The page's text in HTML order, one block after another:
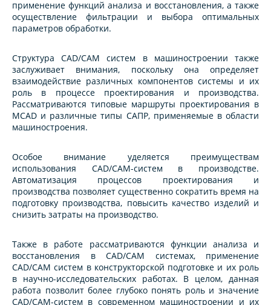
применение функций анализа и восстановления, а также
осуществление фильтрации и выбора оптимальных
параметров обработки.
Структура CAD/CAM систем в машиностроении также
заслуживает внимания, поскольку она определяет
взаимодействие различных компонентов системы и их
роль в процессе проектирования и производства.
Рассматриваются типовые маршруты проектирования в
MCAD и различные типы САПР, применяемые в области
машиностроения.
Особое внимание уделяется преимуществам
использования CAD/CAM-систем в производстве.
Автоматизация процессов проектирования и
производства позволяет существенно сократить время на
подготовку производства, повысить качество изделий и
снизить затраты на производство.
Также в работе рассматриваются функции анализа и
восстановления в CAD/CAM системах, применение
CAD/CAM систем в конструкторской подготовке и их роль
в научно-исследовательских работах. В целом, данная
работа позволит более глубоко понять роль и значение
CAD/CAM-систем в современном машиностроении и их